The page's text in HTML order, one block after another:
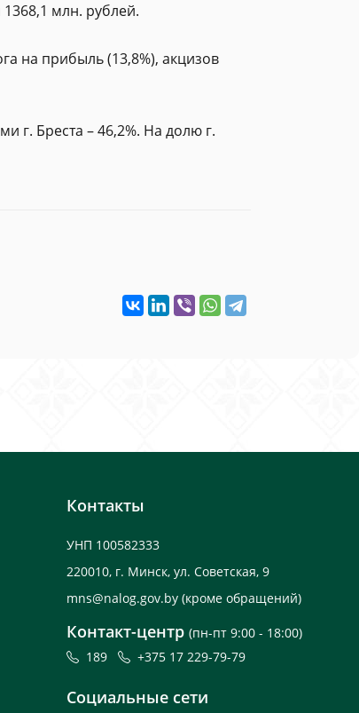
млн. рублей.
на прибыль (13,8%), акцизов
г. Бреста – 46,2%. На долю г.
Контакты
УНП 100582333
220010, г. Минск, ул. Советская, 9
mns@nalog.gov.by (кроме обращений)
Контакт-центр (пн-пт 9:00 - 18:00)
189
+375 17 229-79-79
Социальные сети